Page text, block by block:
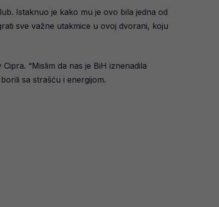
Istaknuo je kako mu je ovo bila jedna od
sve važne utakmice u ovoj dvorani, koju
“Mislim da nas je BiH iznenadila
sa strašću i energijom.